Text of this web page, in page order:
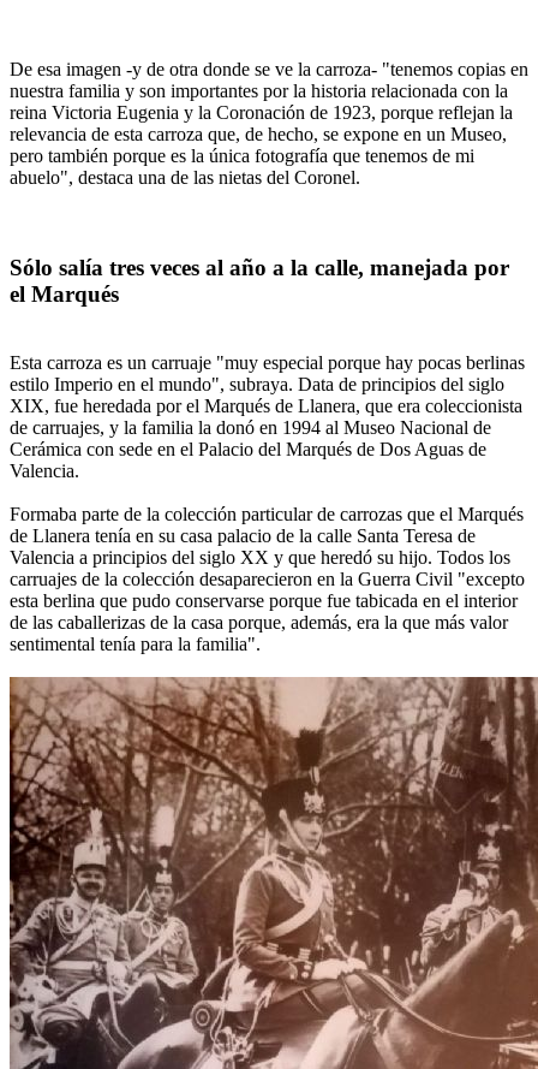
De esa imagen -y de otra donde se ve la carroza- "tenemos copias en
nuestra familia y son importantes por la historia relacionada con la
reina Victoria Eugenia y la Coronación de 1923, porque reflejan la
relevancia de esta carroza que, de hecho, se expone en un Museo,
pero también porque es la única fotografía que tenemos de mi
abuelo", destaca una de las nietas del Coronel.
Sólo salía tres veces al año a la calle, manejada por
el Marqués
Esta carroza es un carruaje "muy especial porque hay pocas berlinas
estilo Imperio en el mundo", subraya. Data de principios del siglo
XIX, fue heredada por el Marqués de Llanera, que era coleccionista
de carruajes, y la familia la donó en 1994 al Museo Nacional de
Cerámica con sede en el Palacio del Marqués de Dos Aguas de
Valencia.
Formaba parte de la colección particular de carrozas que el Marqués
de Llanera tenía en su casa palacio de la calle Santa Teresa de
Valencia a principios del siglo XX y que heredó su hijo. Todos los
carruajes de la colección desaparecieron en la Guerra Civil "excepto
esta berlina que pudo conservarse porque fue tabicada en el interior
de las caballerizas de la casa porque, además, era la que más valor
sentimental tenía para la familia".